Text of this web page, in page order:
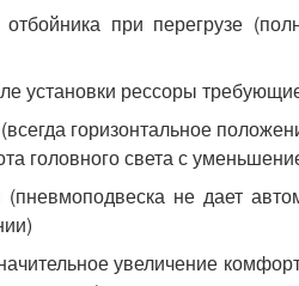
при перегрузе
установки рессоры
горизонтальное
головного света с
не дает
увеличение